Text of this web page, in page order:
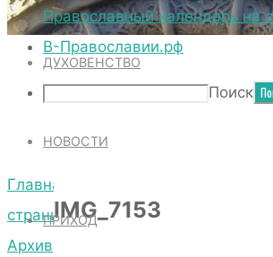
ТЕРРИТОРИЯ СОБОРА
ДУХОВЕНСТВО
НОВОСТИ
ПРИХОД
IMG_7153
Главная
страница
Архив
IMG_7153
Православный календарь на
В-Православии.рф
Поиск